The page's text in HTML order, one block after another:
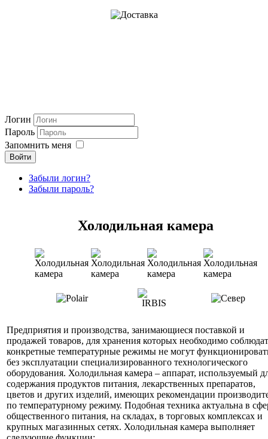
Логин
Пароль
Запомнить меня
Войти
Забыли логин?
Забыли пароль?
Холодильная камера
Предприятия и производства, занимающиеся поставкой и
продажей товаров, для хранения которых необходимо
конкретные температурные режимы не могут
без эксплуатации специализированного технологического
оборудования. Холодильная камера – аппарат, используемый
содержания продуктов питания, лекарственных препаратов,
цветов и других изделий, имеющих рекомендации
по температурному режиму. Подобная техника актуальна в
общественного питания, на складах, в торговых комплексах и
крупных магазинных сетях. Холодильная камера выполняет